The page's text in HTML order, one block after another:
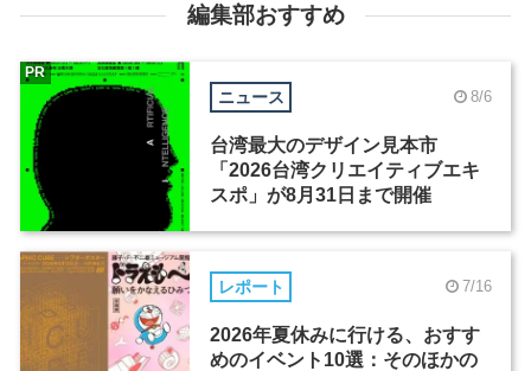
編集部おすすめ
ニュース 8/6
台湾最大のデザイン見本市
「2026台湾クリエイティブエキ
スポ」が8月31日まで開催
PR
レポート 7/16
2026年夏休みに行ける、おすす
めのイベント10選：そのほかの